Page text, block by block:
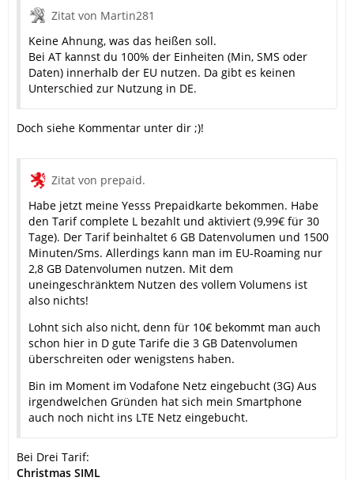
Zitat von Martin281
Keine Ahnung, was das heißen soll.
Bei AT kannst du 100% der Einheiten (Min, SMS oder
Daten) innerhalb der EU nutzen. Da gibt es keinen
Unterschied zur Nutzung in DE.
Doch siehe Kommentar unter dir ;)!
Zitat von prepaid.
Habe jetzt meine Yesss Prepaidkarte bekommen. Habe
den Tarif complete L bezahlt und aktiviert (9,99€ für 30
Tage). Der Tarif beinhaltet 6 GB Datenvolumen und 1500
Minuten/Sms. Allerdings kann man im EU-Roaming nur
2,8 GB Datenvolumen nutzen. Mit dem
uneingeschränktem Nutzen des vollem Volumens ist
also nichts!
Lohnt sich also nicht, denn für 10€ bekommt man auch
schon hier in D gute Tarife die 3 GB Datenvolumen
überschreiten oder wenigstens haben.
Bin im Moment im Vodafone Netz eingebucht (3G) Aus
irgendwelchen Gründen hat sich mein Smartphone
auch noch nicht ins LTE Netz eingebucht.
Bei Drei Tarif:
Christmas SIML